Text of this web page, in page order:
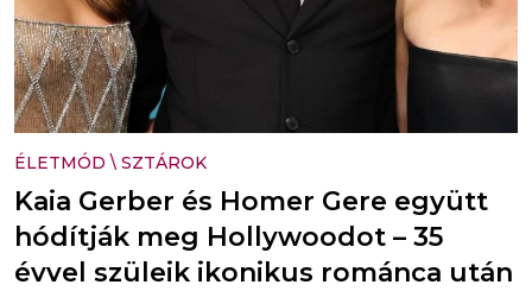
ÉLETMÓD \ SZTÁROK
Kaia Gerber és Homer Gere együtt
hódítják meg Hollywoodot – 35
évvel szüleik ikonikus románca után